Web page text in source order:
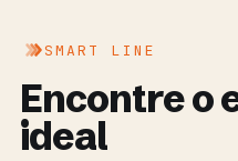
SMART LINE
Encontre o
ideal